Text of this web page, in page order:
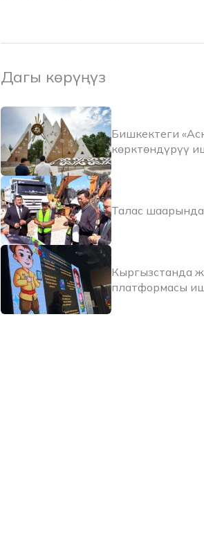
Дагы көрүңүз
Бишкектеги
көрктөндүрүү
Талас
Кыргызстанда
платформасы